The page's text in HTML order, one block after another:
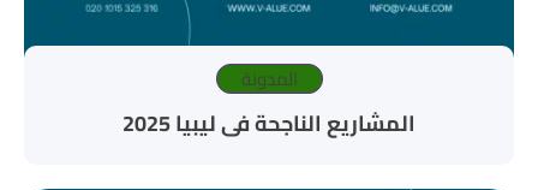
المدونة
المشاريع الناجحة فى ليبيا 2025